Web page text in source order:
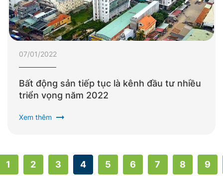
07/01/2022
Bất động sản tiếp tục là kênh đầu tư nhiều
triển vọng năm 2022
Xem thêm arrow_right_alt
1 2 3 4 5 6 7 8 9